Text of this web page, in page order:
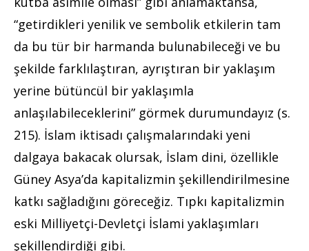
“getirdikleri yenilik ve sembolik etkilerin tam
da bu tür bir harmanda bulunabileceği ve bu
şekilde farklılaştıran, ayrıştıran bir yaklaşım
yerine bütüncül bir yaklaşımla
anlaşılabileceklerini” görmek durumundayız (s.
215). İslam iktisadı çalışmalarındaki yeni
dalgaya bakacak olursak, İslam dini, özellikle
Güney Asya’da kapitalizmin şekillendirilmesine
katkı sağladığını göreceğiz. Tıpkı kapitalizmin
eski Milliyetçi-Devletçi İslami yaklaşımları
şekillendirdiği gibi.